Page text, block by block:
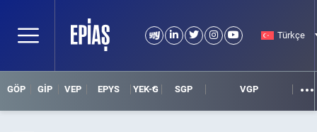
Türkçe
GÖP GİP VEP EPYS YEK-G SGP VGP